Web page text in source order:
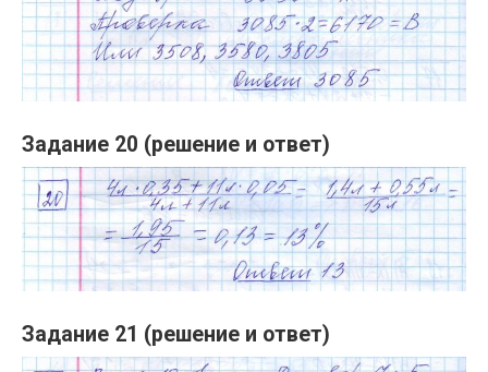
Задание 20 (решение и ответ)
Задание 21 (решение и ответ)